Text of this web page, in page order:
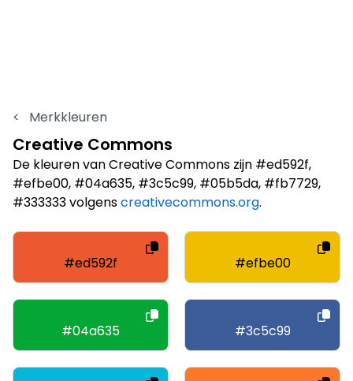
< Merkkleuren
Creative Commons
De kleuren van Creative Commons zijn #ed592f,
#efbe00, #04a635, #3c5c99, #05b5da, #fb7729,
#333333 volgenscreativecommons.org.
#ed592f #efbe00
#04a635 #3c5c99